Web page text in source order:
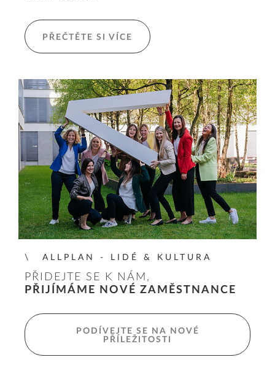
PŘEČTĚTE SI VÍCE
ALLPLAN - LIDÉ & KULTURA
PŘIDEJTE SE K NÁM,
PŘIJÍMÁME NOVÉ ZAMĚSTNANCE
PODÍVEJTE SE NA NOVÉ
PŘÍLEŽITOSTI